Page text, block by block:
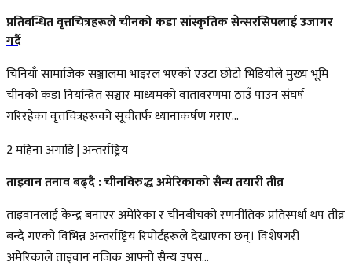
प्रतिबन्धित वृत्तचित्रहरूले चीनको कडा सांस्कृतिक सेन्सरसिपलाई उजागर
गर्दै
चिनियाँ सामाजिक सञ्जालमा भाइरल भएको एउटा छोटो भिडियोले मुख्य भूमि
चीनको कडा नियन्त्रित सञ्चार माध्यमको वातावरणमा ठाउँ पाउन संघर्ष
गरिरहेका वृत्तचित्रहरूको सूचीतर्फ ध्यानाकर्षण गराए...
2 महिना अगाडि|अन्तर्राष्ट्रिय
ताइवान तनाव बढ्दै : चीनविरुद्ध अमेरिकाको सैन्य तयारी तीव्र
ताइवानलाई केन्द्र बनाएर अमेरिका र चीनबीचको रणनीतिक प्रतिस्पर्धा थप तीव्र
बन्दै गएको विभिन्न अन्तर्राष्ट्रिय रिपोर्टहरूले देखाएका छन्। विशेषगरी
अमेरिकाले ताइवान नजिक आफ्नो सैन्य उपस...